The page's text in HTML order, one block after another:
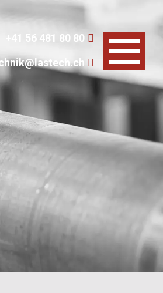
+41 56 481 80 80